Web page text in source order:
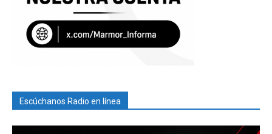
Escúchanos Radio en línea